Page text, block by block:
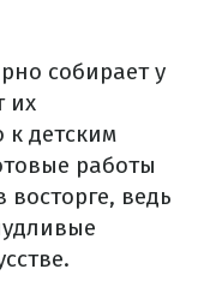
собирает у
их
детским
работы
ведь